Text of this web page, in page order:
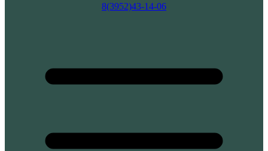
8(3952)43-14-06